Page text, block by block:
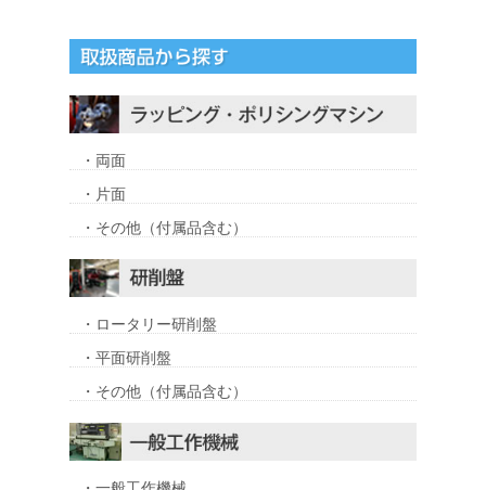
・両面
・片面
・その他（付属品含む）
・ロータリー研削盤
・平面研削盤
・その他（付属品含む）